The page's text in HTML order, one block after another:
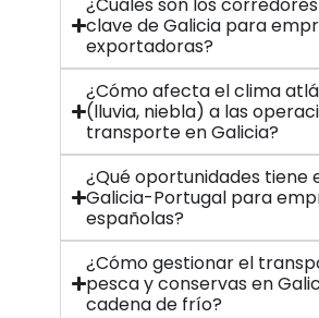
clave de Galicia para
exportadoras?
¿Cómo afecta el clima
(lluvia, niebla) a las
transporte en Galicia?
¿Qué oportunidades tiene
Galicia-Portugal para
españolas?
¿Cómo gestionar el
pesca y conservas en
cadena de frío?